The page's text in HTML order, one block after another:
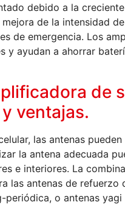
debido a la
de la intensidad
de emergencia. Los
y ayudan a ahorrar
de
ventajas.
las antenas
la antena adecuada
e interiores. La
las antenas de
o antenas